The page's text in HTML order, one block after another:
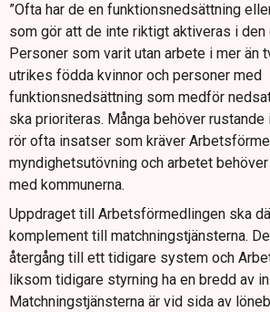
”Ofta har de en funktionsnedsättning
som gör att de inte riktigt aktiveras i den
Personer som varit utan arbete i mer än
utrikes födda kvinnor och personer med
funktionsnedsättning som medför
ska prioriteras. Många behöver
rör ofta insatser som kräver
myndighetsutövning och arbetet
med kommunerna.
Uppdraget till Arbetsförmedlingen ska
komplement till matchningstjänsterna.
återgång till ett tidigare system och
liksom tidigare styrning ha en bredd av
Matchningstjänsterna är vid sida av